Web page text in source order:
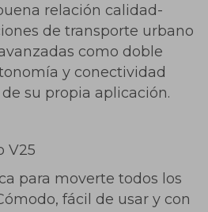
relación calidad-
de transporte urbano
como doble
y conectividad
su propia aplicación.
V25
para moverte todos los
fácil de usar y con